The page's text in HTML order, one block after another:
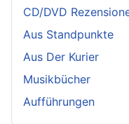
CD/DVD
Aus Standpunkte
Aus Der Kurier
Musikbücher
Aufführungen